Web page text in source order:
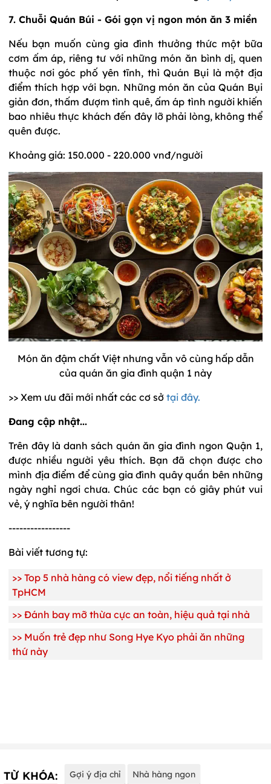
7. Chuỗi Quán Búi - Gói gọn vị ngon món ăn 3 miền
Nếu bạn muốn cùng gia đình thưởng thức một bữa
cơm ấm áp, riêng tư với những món ăn bình dị, quen
thuộc nơi góc phố yên tĩnh, thì Quán Bụi là một địa
điểm thích hợp với bạn. Những món ăn của Quán Bụi
giản đơn, thấm đượm tình quê, ấm áp tình người khiến
bao nhiêu thực khách đến đây lỡ phải lòng, không thể
quên được.
Khoảng giá: 150.000 - 220.000 vnđ/người
Món ăn đậm chất Việt nhưng vẫn vô cùng hấp dẫn
của quán ăn gia đình quận 1 này
>> Xem ưu đãi mới nhất các cơ sở tại đây.
Đang cập nhật...
Trên đây là danh sách quán ăn gia đình ngon Quận 1,
được nhiều người yêu thích. Bạn đã chọn được cho
mình địa điểm để cùng gia đình quây quần bên những
ngày nghỉ ngơi chưa. Chúc các bạn có giây phút vui
vẻ, ý nghĩa bên người thân!
-----------------
Bài viết tương tự:
>> Top 5 nhà hàng có view đẹp, nổi tiếng nhất ở
TpHCM
>> Đánh bay mỡ thừa cực an toàn, hiệu quả tại nhà
>> Muốn trẻ đẹp như Song Hye Kyo phải ăn những
thứ này
TỪ KHÓA: Gợi ý địa chỉ Nhà hàng ngon